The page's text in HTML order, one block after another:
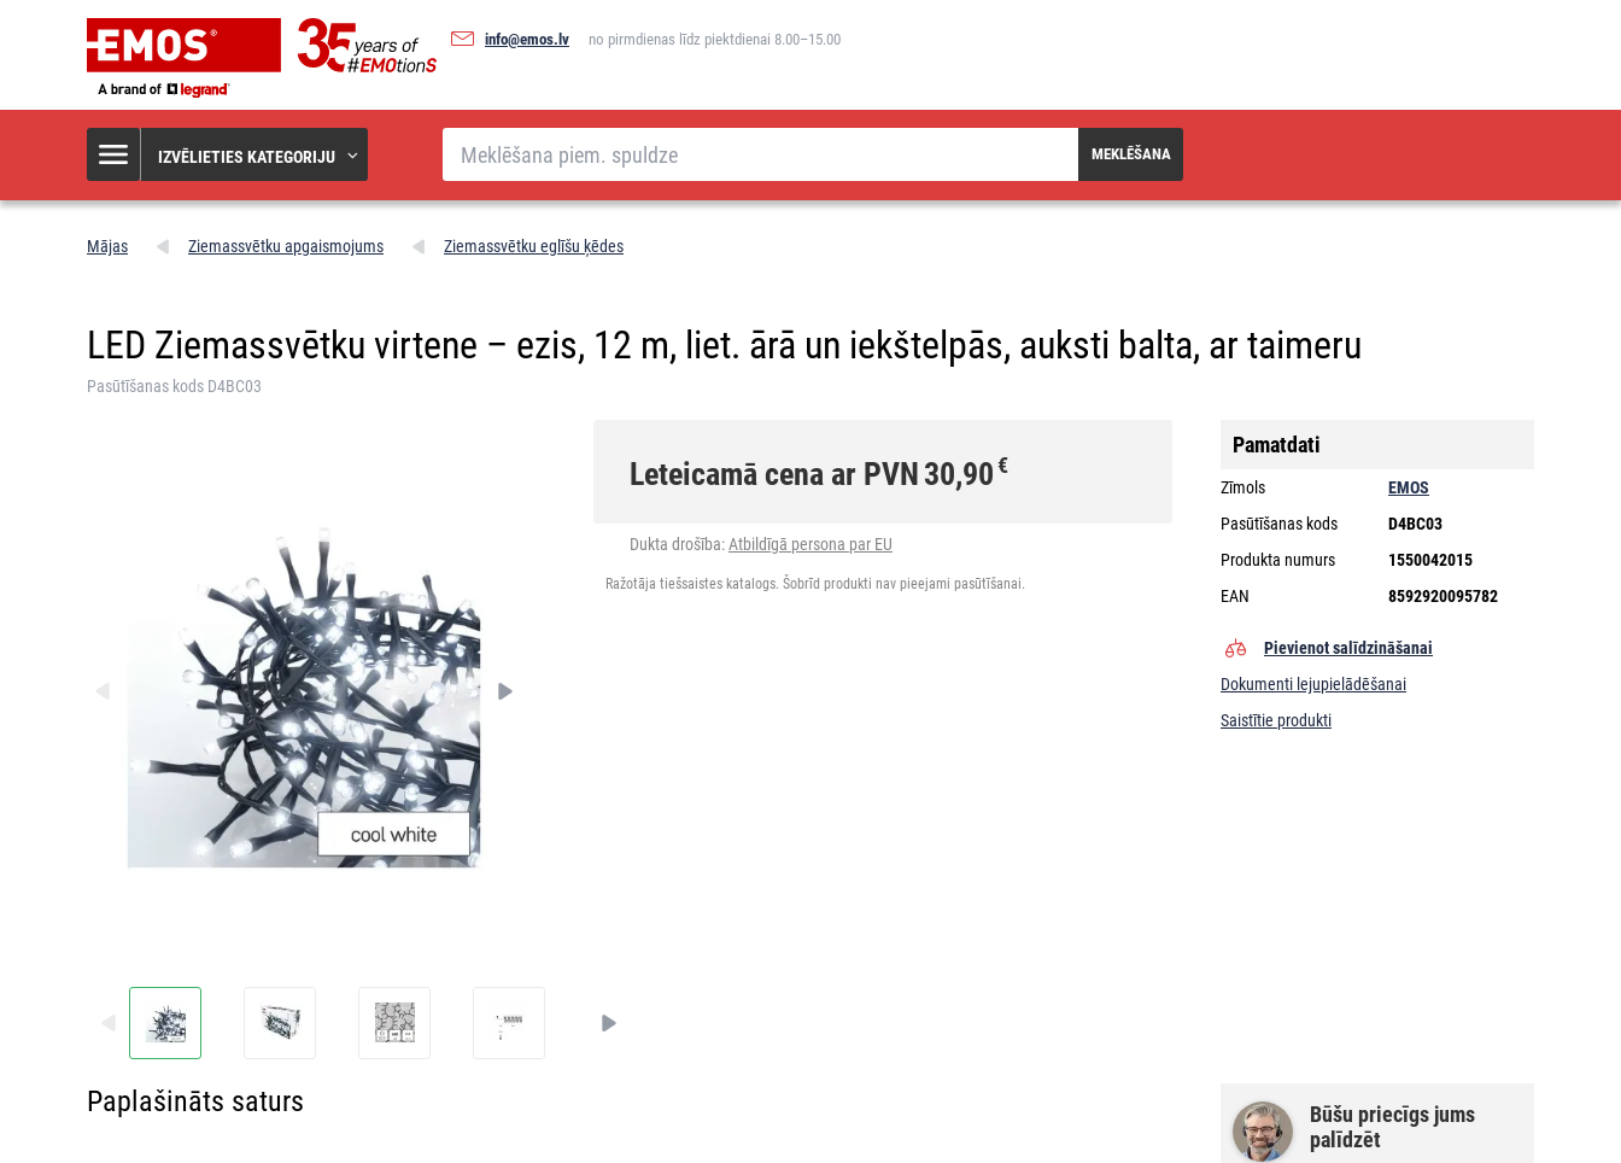
info@emos.lv no pirmdienas līdz piektdienai 8.00–15.00
IZVĒLIETIES KATEGORIJU
Meklēšana
MEKLĒŠANA
Mājas Ziemassvētku apgaismojums Ziemassvētku eglīšu ķēdes
LED Ziemassvētku virtene – ezis, 12 m, liet. ārā un iekštelpās, auksti balta, ar taimeru
Pasūtīšanas kods D4BC03
Leteicamā cena ar PVN 30,90€
Dukta drošība:Atbildīgā persona par EU
Ražotāja tiešsaistes katalogs. Šobrīd produkti nav pieejami pasūtīšanai.
Pamatdati
Zīmols
EMOS
Pasūtīšanas kods
D4BC03
Produkta numurs
1550042015
EAN
8592920095782
Pievienot salīdzināšanai
Dokumenti lejupielādēšanai
Saistītie produkti
Paplašināts saturs
Būšu priecīgs jums
palīdzēt